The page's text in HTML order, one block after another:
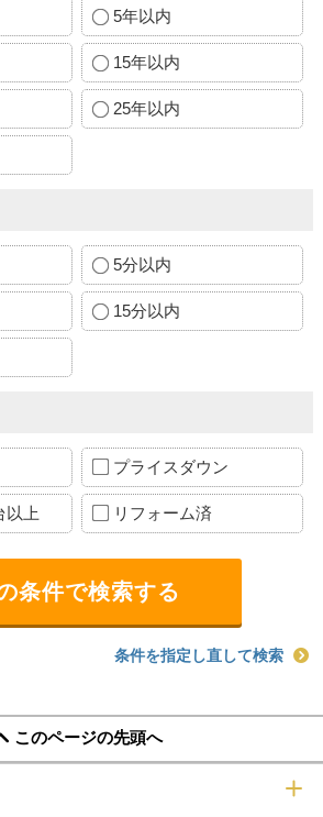
5年以内
15年以内
25年以内
5分以内
15分以内
プライスダウン
以上 リフォーム済
条件を指定し直して検索
このページの先頭へ